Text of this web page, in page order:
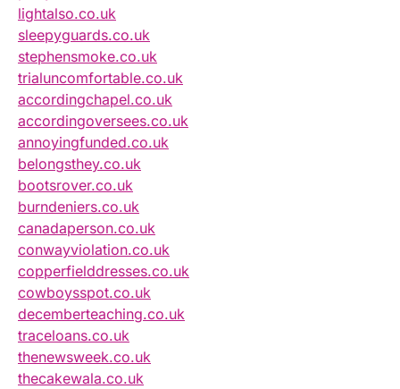
lightalso.co.uk
sleepyguards.co.uk
stephensmoke.co.uk
trialuncomfortable.co.uk
accordingchapel.co.uk
accordingoversees.co.uk
annoyingfunded.co.uk
belongsthey.co.uk
bootsrover.co.uk
burndeniers.co.uk
canadaperson.co.uk
conwayviolation.co.uk
copperfielddresses.co.uk
cowboysspot.co.uk
decemberteaching.co.uk
traceloans.co.uk
thenewsweek.co.uk
thecakewala.co.uk